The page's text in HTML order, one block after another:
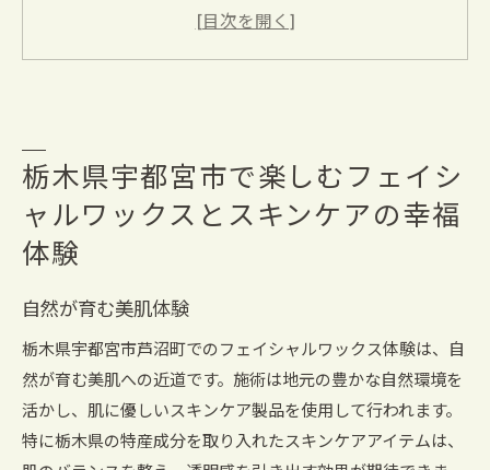
フェイシャルワックスで得られる透明感
フェイシャルワックスで肌も心もリフレッシュ栃木
ならではの特別ケア
心身を癒す施術の流儀
栃木の自然と共鳴する美しさ
リフレッシュ効果抜群の施術とは
特産品を活用したスキンケア術
フェイシャルワックスで得られる心の解放
栃木県宇都宮市で楽しむフェイシ
ャルワックスとスキンケアの幸福
体験
自然が育む美肌体験
栃木県宇都宮市芦沼町でのフェイシャルワックス体験は、自
然が育む美肌への近道です。施術は地元の豊かな自然環境を
活かし、肌に優しいスキンケア製品を使用して行われます。
特に栃木県の特産成分を取り入れたスキンケアアイテムは、